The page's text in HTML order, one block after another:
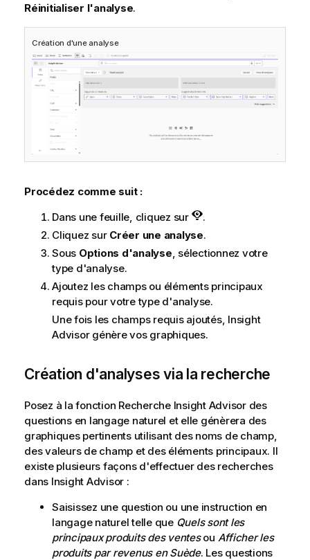
Réinitialiser l'analyse.
Création d'une analyse
Procédez comme suit :
Dans une feuille, cliquez sur
.
Cliquez sur Créer une analyse.
Sous Options d'analyse , sélectionnez votre
type d'analyse.
Ajoutez les champs ou éléments principaux
requis pour votre type d'analyse.
Une fois les champs requis ajoutés, Insight
Advisorgénère vos graphiques.
Création d'analyses via la recherche
Posez à la fonction Recherche Insight Advisordes
questions en langage naturel et elle génèrera des
graphiques pertinents utilisant des noms de champ,
des valeurs de champ et des éléments principaux. Il
existe plusieurs façons d'effectuer des recherches
dans Insight Advisor :
Saisissez une question ou une instruction en
langage naturel telle que Quels sont les
principaux produits des ventesou Afficher les
produits par revenus en Suède. Les questions